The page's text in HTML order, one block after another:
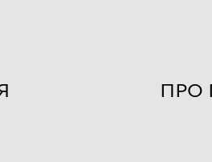
ПРО